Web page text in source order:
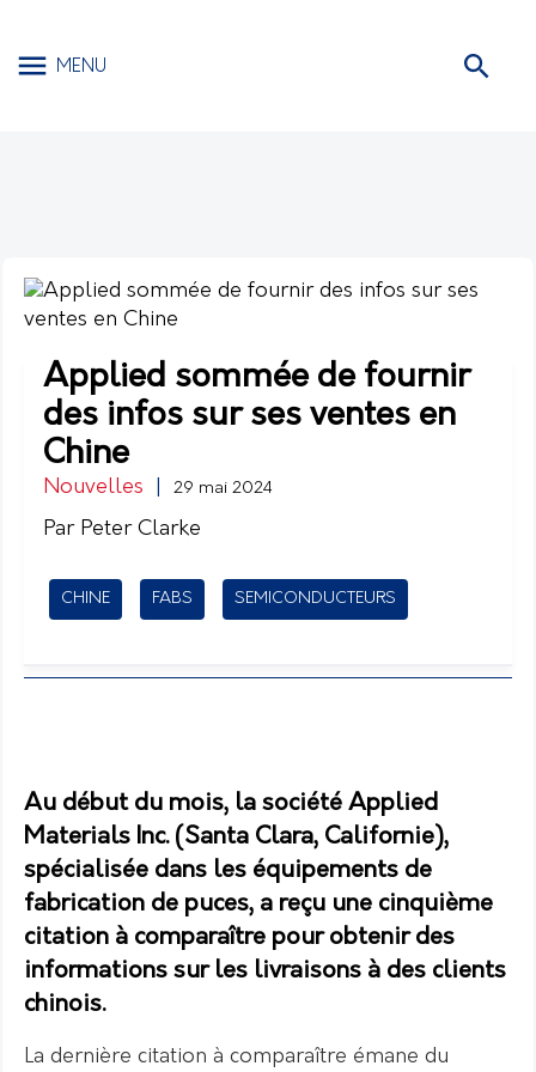
MENU
Applied sommée de fournir
des infos sur ses ventes en
Chine
Nouvelles 29 mai 2024
Par Peter Clarke
CHINE FABS SEMICONDUCTEURS
Au début du mois, la société Applied
Materials Inc. (Santa Clara, Californie),
spécialisée dans les équipements de
fabrication de puces, a reçu une cinquième
citation à comparaître pour obtenir des
informations sur les livraisons à des clients
chinois.
La dernière citation à comparaître émane du